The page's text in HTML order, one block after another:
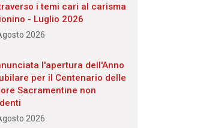
i temi cari al carisma
- Luglio 2026
2026
l'apertura dell'Anno
per il Centenario delle
Sacramentine non
2026